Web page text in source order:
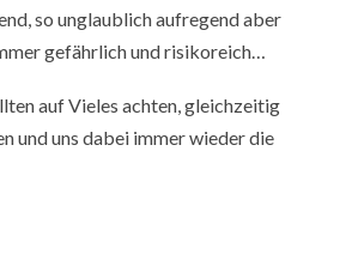
so unglaublich aufregend aber
gefährlich und risikoreich…
auf Vieles achten, gleichzeitig
und uns dabei immer wieder die